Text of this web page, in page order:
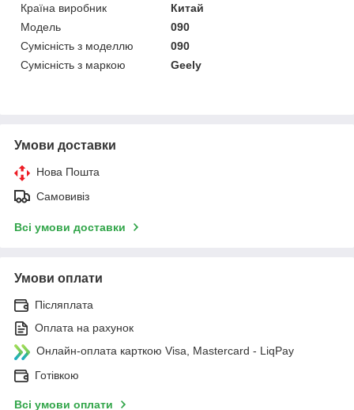
Країна виробник
Китай
Модель
090
Сумісність з моделлю
090
Сумісність з маркою
Geely
Умови доставки
Нова Пошта
Самовивіз
Всі умови доставки
Умови оплати
Післяплата
Оплата на рахунок
Онлайн-оплата карткою Visa, Mastercard - LiqPay
Готівкою
Всі умови оплати